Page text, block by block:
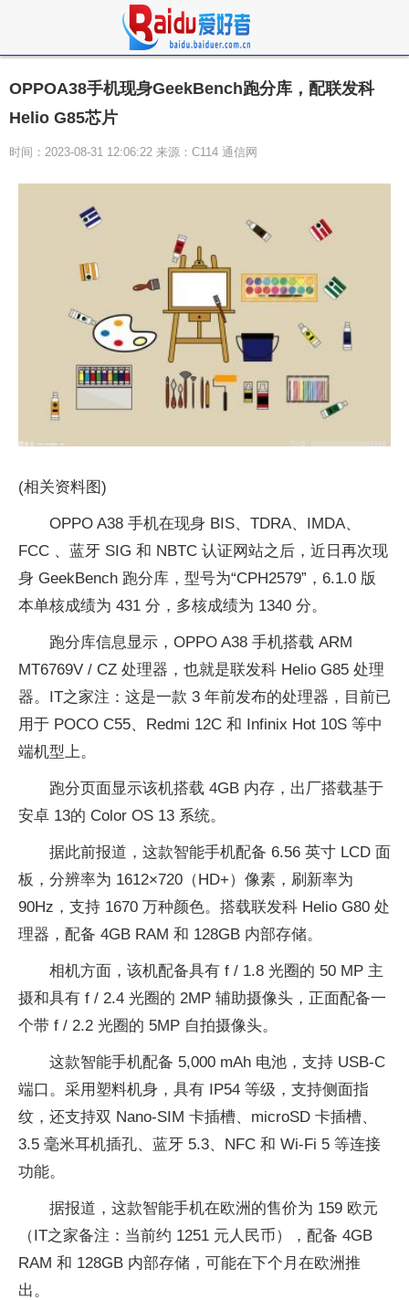
OPPOA38手机现身GeekBench跑分库，配联发科
Helio G85芯片
时间：2023-08-31 12:06:22 来源：C114 通信网
(相关资料图)
OPPO A38 手机在现身 BIS、TDRA、IMDA、
FCC 、蓝牙 SIG 和 NBTC 认证网站之后，近日再次现
身 GeekBench 跑分库，型号为“CPH2579”，6.1.0 版
本单核成绩为 431 分，多核成绩为 1340 分。
跑分库信息显示，OPPO A38 手机搭载 ARM
MT6769V / CZ 处理器，也就是联发科 Helio G85 处理
器。IT之家注：这是一款 3 年前发布的处理器，目前已
用于 POCO C55、Redmi 12C 和 Infinix Hot 10S 等中
端机型上。
跑分页面显示该机搭载 4GB 内存，出厂搭载基于
安卓 13的 Color OS 13 系统。
据此前报道，这款智能手机配备 6.56 英寸 LCD 面
板，分辨率为 1612×720（HD+）像素，刷新率为
90Hz，支持 1670 万种颜色。搭载联发科 Helio G80 处
理器，配备 4GB RAM 和 128GB 内部存储。
相机方面，该机配备具有 f / 1.8 光圈的 50 MP 主
摄和具有 f / 2.4 光圈的 2MP 辅助摄像头，正面配备一
个带 f / 2.2 光圈的 5MP 自拍摄像头。
这款智能手机配备 5,000 mAh 电池，支持 USB-C
端口。采用塑料机身，具有 IP54 等级，支持侧面指
纹，还支持双 Nano-SIM 卡插槽、microSD 卡插槽、
3.5 毫米耳机插孔、蓝牙 5.3、NFC 和 Wi-Fi 5 等连接
功能。
据报道，这款智能手机在欧洲的售价为 159 欧元
（IT之家备注：当前约 1251 元人民币），配备 4GB
RAM 和 128GB 内部存储，可能在下个月在欧洲推
出。